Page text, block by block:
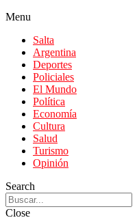
Menu
Salta
Argentina
Deportes
Policiales
El Mundo
Política
Economía
Cultura
Salud
Turismo
Opinión
Search
Close